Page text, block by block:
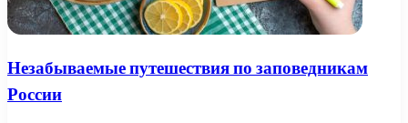
Незабываемые путешествия по заповедникам
России